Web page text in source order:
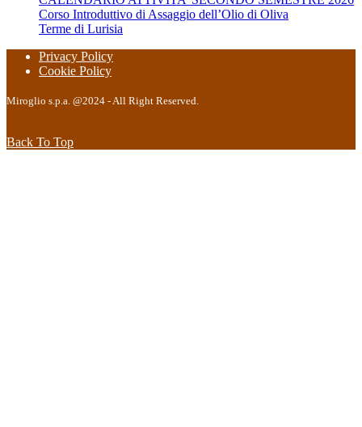
Corso Introduttivo di Assaggio dell’Olio di Oliva
Terme di Lurisia
Privacy Policy
Cookie Policy
Miroglio s.p.a. @2024 - All Right Reserved.
Back To Top